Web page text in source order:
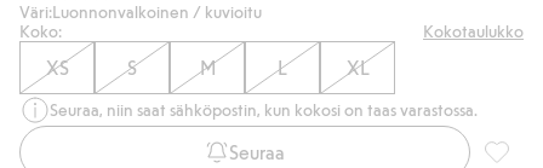
Väri:Luonnonvalkoinen / kuvioitu
Koko:
Kokotaulukko
XS S M L XL
Seuraa, niin saat sähköpostin, kun kokosi on taas varastossa.
Seuraa